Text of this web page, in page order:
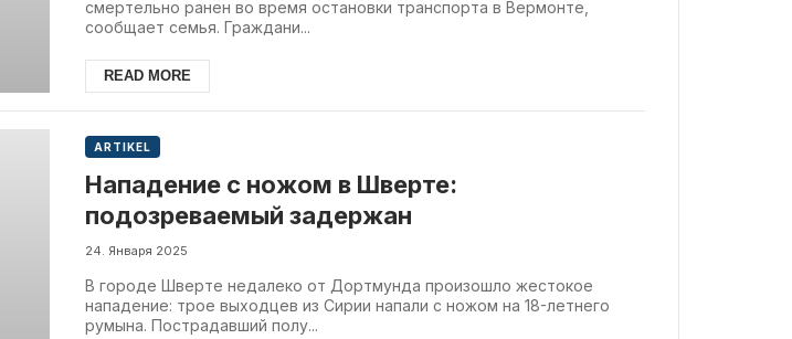
смертельно ранен во время остановки транспорта в Вермонте,
сообщает семья. Граждани...
READ MORE
ARTIKEL
Нападение с ножом в Шверте:
подозреваемый задержан
24. Января 2025
В городе Шверте недалеко от Дортмунда произошло жестокое
нападение: трое выходцев из Сирии напали с ножом на 18-летнего
румына. Пострадавший полу...